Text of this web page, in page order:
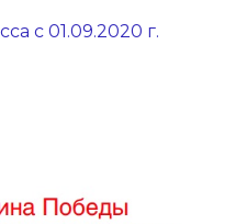
с 01.09.2020 г.